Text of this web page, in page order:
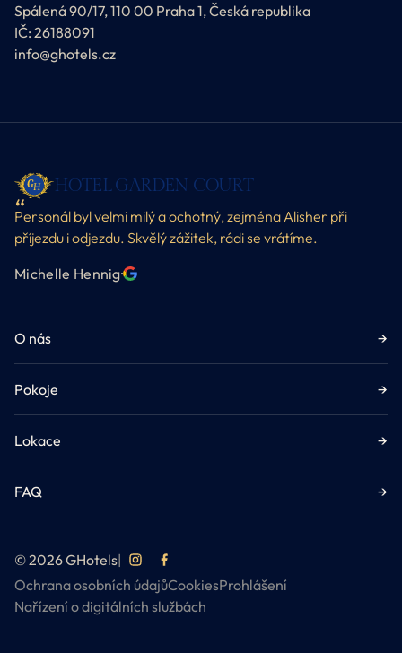
Spálená 90/17, 110 00 Praha 1, Česká republika
IČ: 26188091
info@ghotels.cz
HOTEL GARDEN COURT
Personál byl velmi milý a ochotný, zejména Alisher při
příjezdu i odjezdu. Skvělý zážitek, rádi se vrátíme.
Michelle Hennig·
O nás →
Pokoje →
Lokace →
FAQ →
© 2026 GHotels|
Ochrana osobních údajůCookiesProhlášení
Nařízení o digitálních službách